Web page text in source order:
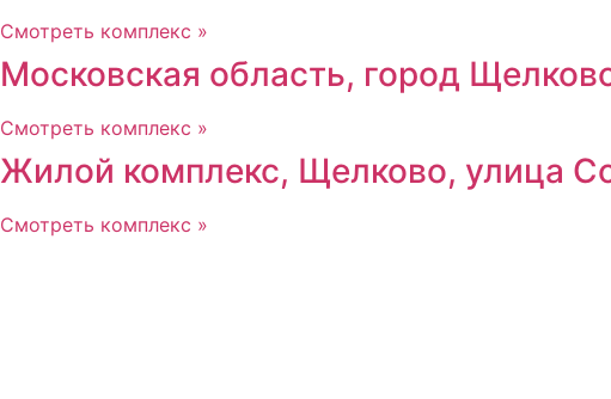
Смотреть комплекс »
Московская область, город
Смотреть комплекс »
Жилой комплекс, Щелково, улица
Смотреть комплекс »